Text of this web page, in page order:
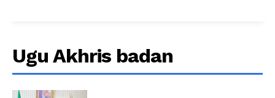
Ugu Akhris badan